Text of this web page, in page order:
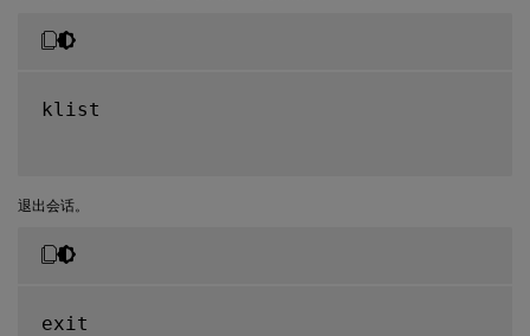
klist
退出会话。
exit